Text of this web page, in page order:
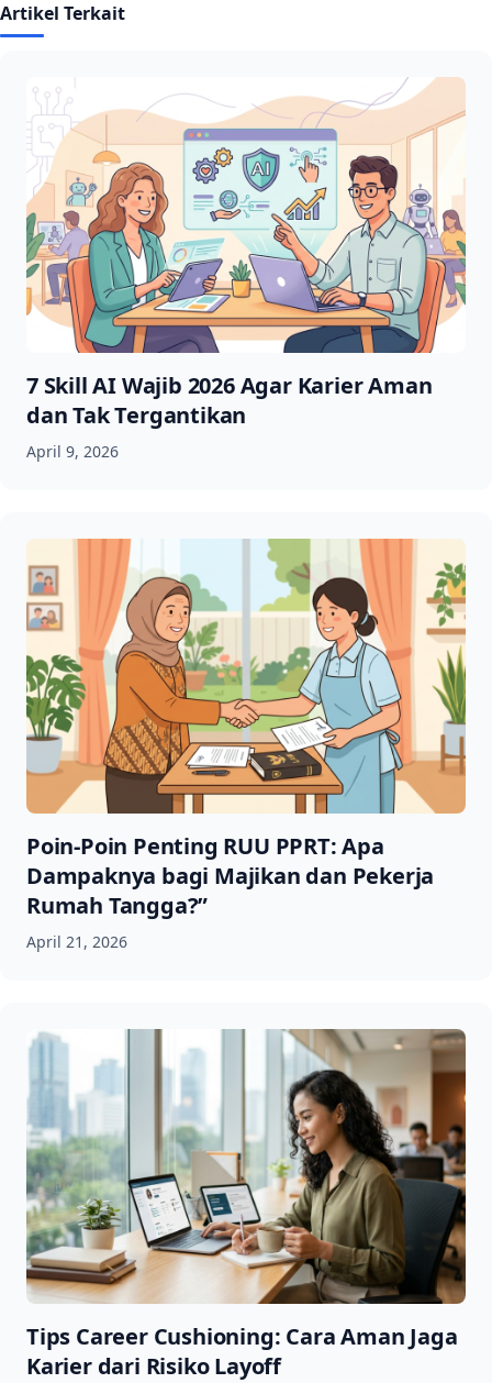
Artikel Terkait
7 Skill AI Wajib 2026 Agar Karier Aman
dan Tak Tergantikan
April 9, 2026
Poin-Poin Penting RUU PPRT: Apa
Dampaknya bagi Majikan dan Pekerja
Rumah Tangga?”
April 21, 2026
Tips Career Cushioning: Cara Aman Jaga
Karier dari Risiko Layoff